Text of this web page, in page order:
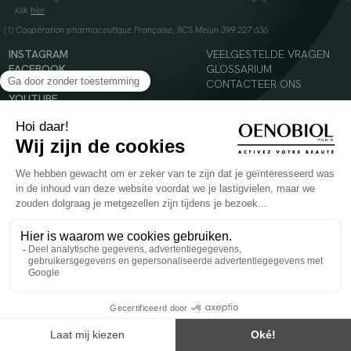
klik hier
(1) Coopération pharmaceutique Française, RCS Melun 399 227 636
INSTAGRAM
FACEBOOK
TIKTOK
YOUTUBE
VEELGESTELDE VRAGEN
GLOSSARIUM
CONTACTEER ONS
Voedingssupplement dat moet worden geconsumeerd als onderdeel van een gevarieerde,
evenwichtige voeding en een gezonde levensstijl. Aanbevolen dagelijkse dosis niet
overschrijden. Enkel voor volwassenen, buiten het bereik van kinderen houden.